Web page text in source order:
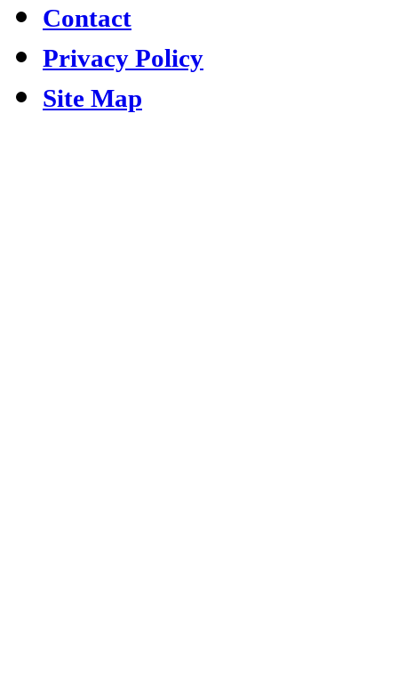
Contact
Privacy Policy
Site Map